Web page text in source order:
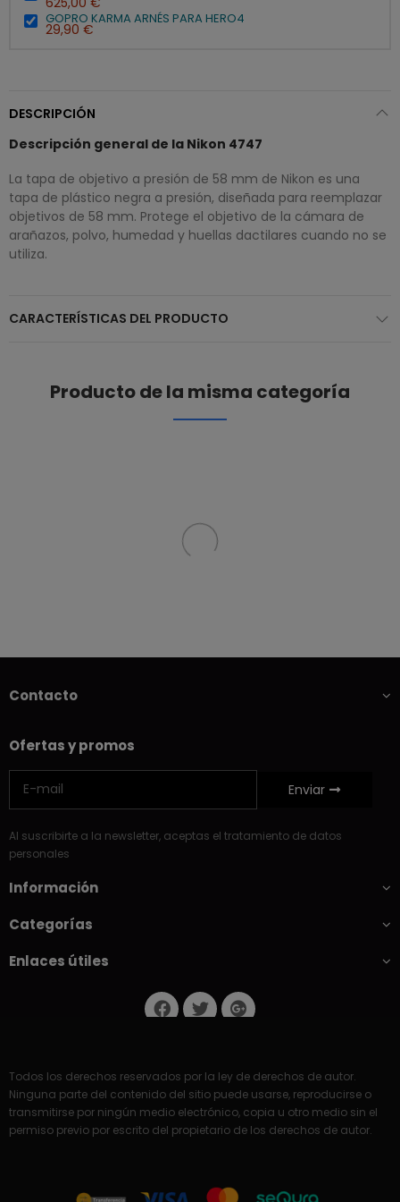
GOPRO KARMA ARNÉS PARA HERO4
29,90 €
DESCRIPCIÓN
Descripción general de la Nikon 4747
La tapa de objetivo a presión de 58 mm de Nikon es una
tapa de plástico negra a presión, diseñada para reemplazar
objetivos de 58 mm. Protege el objetivo de la cámara de
arañazos, polvo, humedad y huellas dactilares cuando no se
utiliza.
CARACTERÍSTICAS DEL PRODUCTO
Producto de la misma categoría
Contacto
Ofertas y promos
Enviar
Al suscribirte a la newsletter, aceptas el tratamiento de datos
personales
Información
Categorías
Enlaces útiles
Todos los derechos reservados por la ley de derechos de autor.
Ninguna parte del contenido del sitio puede usarse, reproducirse o
transmitirse por ningún medio electrónico, copia u otro medio sin el
permiso previo por escrito del propietario de los derechos de autor.